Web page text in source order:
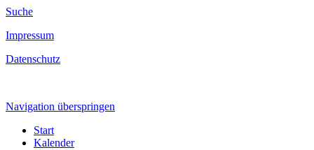
Suche
Impressum
Datenschutz
Navigation überspringen
Start
Kalender